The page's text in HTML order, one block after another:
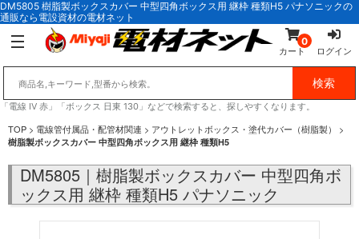
DM5805 樹脂製ボックスカバー 中型四角ボックス用 継枠 種類H5 パナソニックの
通販なら電設資材の電材ネット
0
カート ログイン
「電線 IV 赤」「ボックス 日東 130」などで検索すると、探しやすくなります。
TOP > 電線管付属品・配管材関連 > アウトレットボックス・塗代カバー（樹脂製） >
樹脂製ボックスカバー 中型四角ボックス用 継枠 種類H5
DM5805｜樹脂製ボックスカバー 中型四角ボ
ックス用 継枠 種類H5 パナソニック